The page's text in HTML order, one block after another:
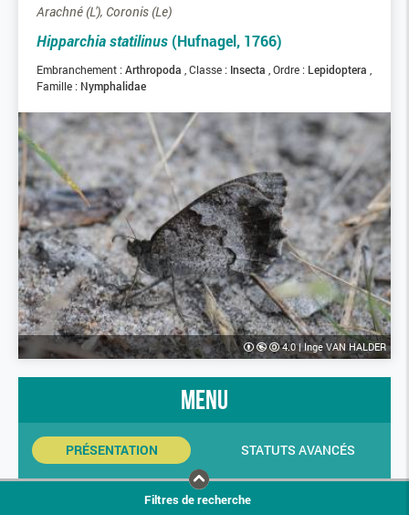
Arachné (L'), Coronis (Le)
Hipparchia statilinus (Hufnagel, 1766)
Embranchement : Arthropoda Classe : Insecta Ordre : Lepidoptera
Famille : Nymphalidae
4.0|Inge VAN HALDER
menu
PRÉSENTATION STATUTS AVANCÉS
INDICATEURS SINP
PHOTOS
Filtres de recherche